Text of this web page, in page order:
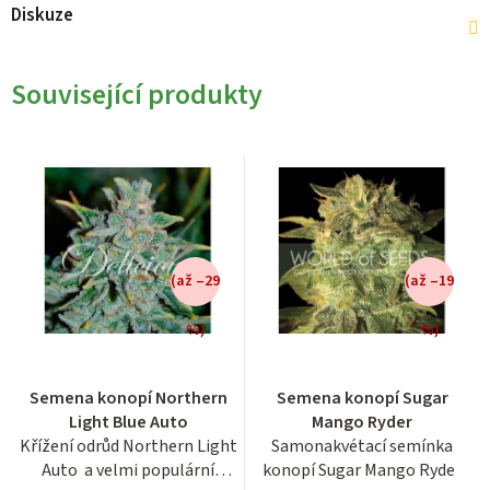
Diskuze
Související produkty
Semena konopí Northern
Light Blue Auto
Křížení odrůd Northern Light
Auto a velmi populární
hodnocení
produktu
je
4,1
(až –29
%)
Semena konopí Sugar
Mango Ryder
Samonakvétací semínka
konopí Sugar Mango Ryder
hodnocení
produktu
je
4,5
(až –19
%)